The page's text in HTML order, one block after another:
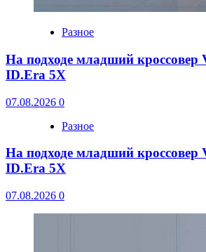
Разное
На подходе младший кроссовер
ID.Era 5X
07.08.2026 0
Разное
На подходе младший кроссовер
ID.Era 5X
07.08.2026 0